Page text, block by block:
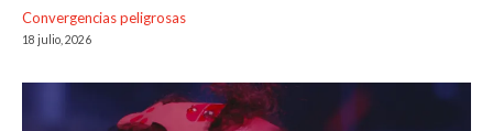
Convergencias peligrosas
18 julio, 2026